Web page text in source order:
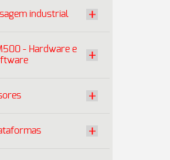
industrial
- Hardware e